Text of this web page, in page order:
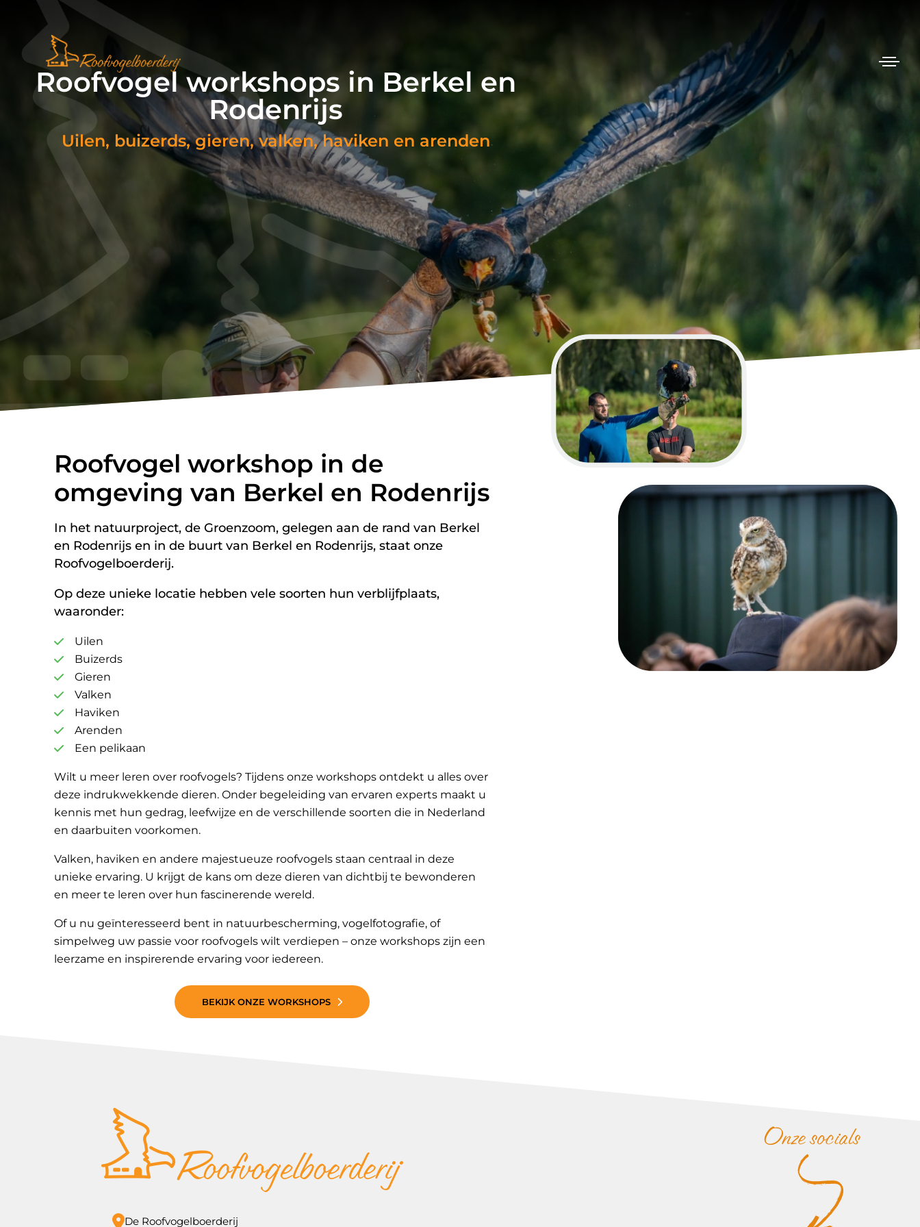
Roofvogel workshops in Berkel en
Rodenrijs
Uilen, buizerds, gieren, valken, haviken en arenden
Roofvogel workshop in de
omgeving van Berkel en Rodenrijs
In het natuurproject, de Groenzoom, gelegen aan de rand van Berkel
en Rodenrijs en in de buurt van Berkel en Rodenrijs, staat onze
Roofvogelboerderij.
Op deze unieke locatie hebben vele soorten hun verblijfplaats,
waaronder:
Uilen
Buizerds
Gieren
Valken
Haviken
Arenden
Een pelikaan
Wilt u meer leren over roofvogels? Tijdens onze workshops ontdekt u alles over
deze indrukwekkende dieren. Onder begeleiding van ervaren experts maakt u
kennis met hun gedrag, leefwijze en de verschillende soorten die in Nederland
en daarbuiten voorkomen.
Valken, haviken en andere majestueuze roofvogels staan centraal in deze
unieke ervaring. U krijgt de kans om deze dieren van dichtbij te bewonderen
en meer te leren over hun fascinerende wereld.
Of u nu geïnteresseerd bent in natuurbescherming, vogelfotografie, of
simpelweg uw passie voor roofvogels wilt verdiepen – onze workshops zijn een
leerzame en inspirerende ervaring voor iedereen.
BEKIJK ONZE WORKSHOPS
De Roofvogelboerderij